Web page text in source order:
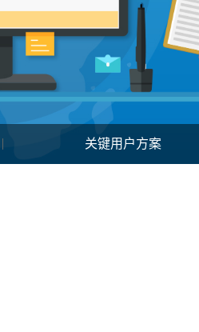
关键用户方案